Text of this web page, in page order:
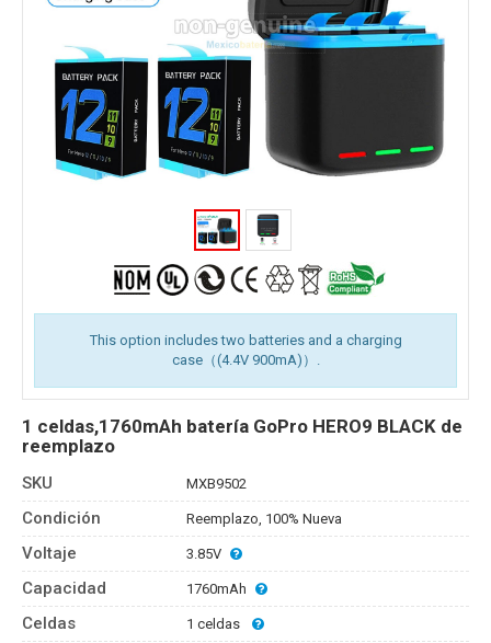
This option includes two batteries and a charging
case（(4.4V 900mA)）.
1 celdas,1760mAh batería GoPro HERO9 BLACK de
reemplazo
SKU MXB9502
Condición Reemplazo, 100% Nueva
Voltaje 3.85V
Capacidad 1760mAh
Celdas 1 celdas